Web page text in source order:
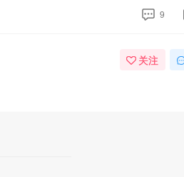
9
关注